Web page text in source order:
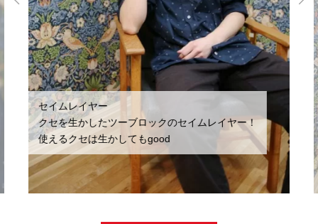
セイムレイヤー
クセを生かしたツーブロックのセイムレイヤー！
使えるクセは生かしてもgood